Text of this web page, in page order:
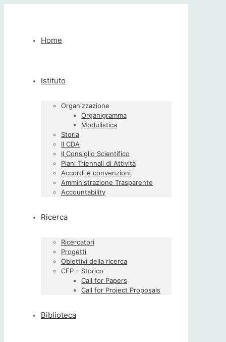
Home
Istituto
Organizzazione
Organigramma
Modulistica
Storia
Il CDA
Il Consiglio Scientifico
Piani Triennali di Attività
Accordi e convenzioni
Amministrazione Trasparente
Accountability
Ricerca
Ricercatori
Progetti
Obiettivi della ricerca
CFP – Storico
Call for Papers
Call for Project Proposals
Biblioteca